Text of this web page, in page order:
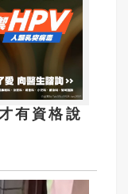
有資格說